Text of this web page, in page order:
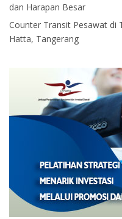
dan Harapan Besar
Counter Transit Pesawat di
Hatta, Tangerang